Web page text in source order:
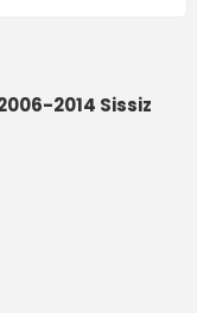
2014 Sissiz